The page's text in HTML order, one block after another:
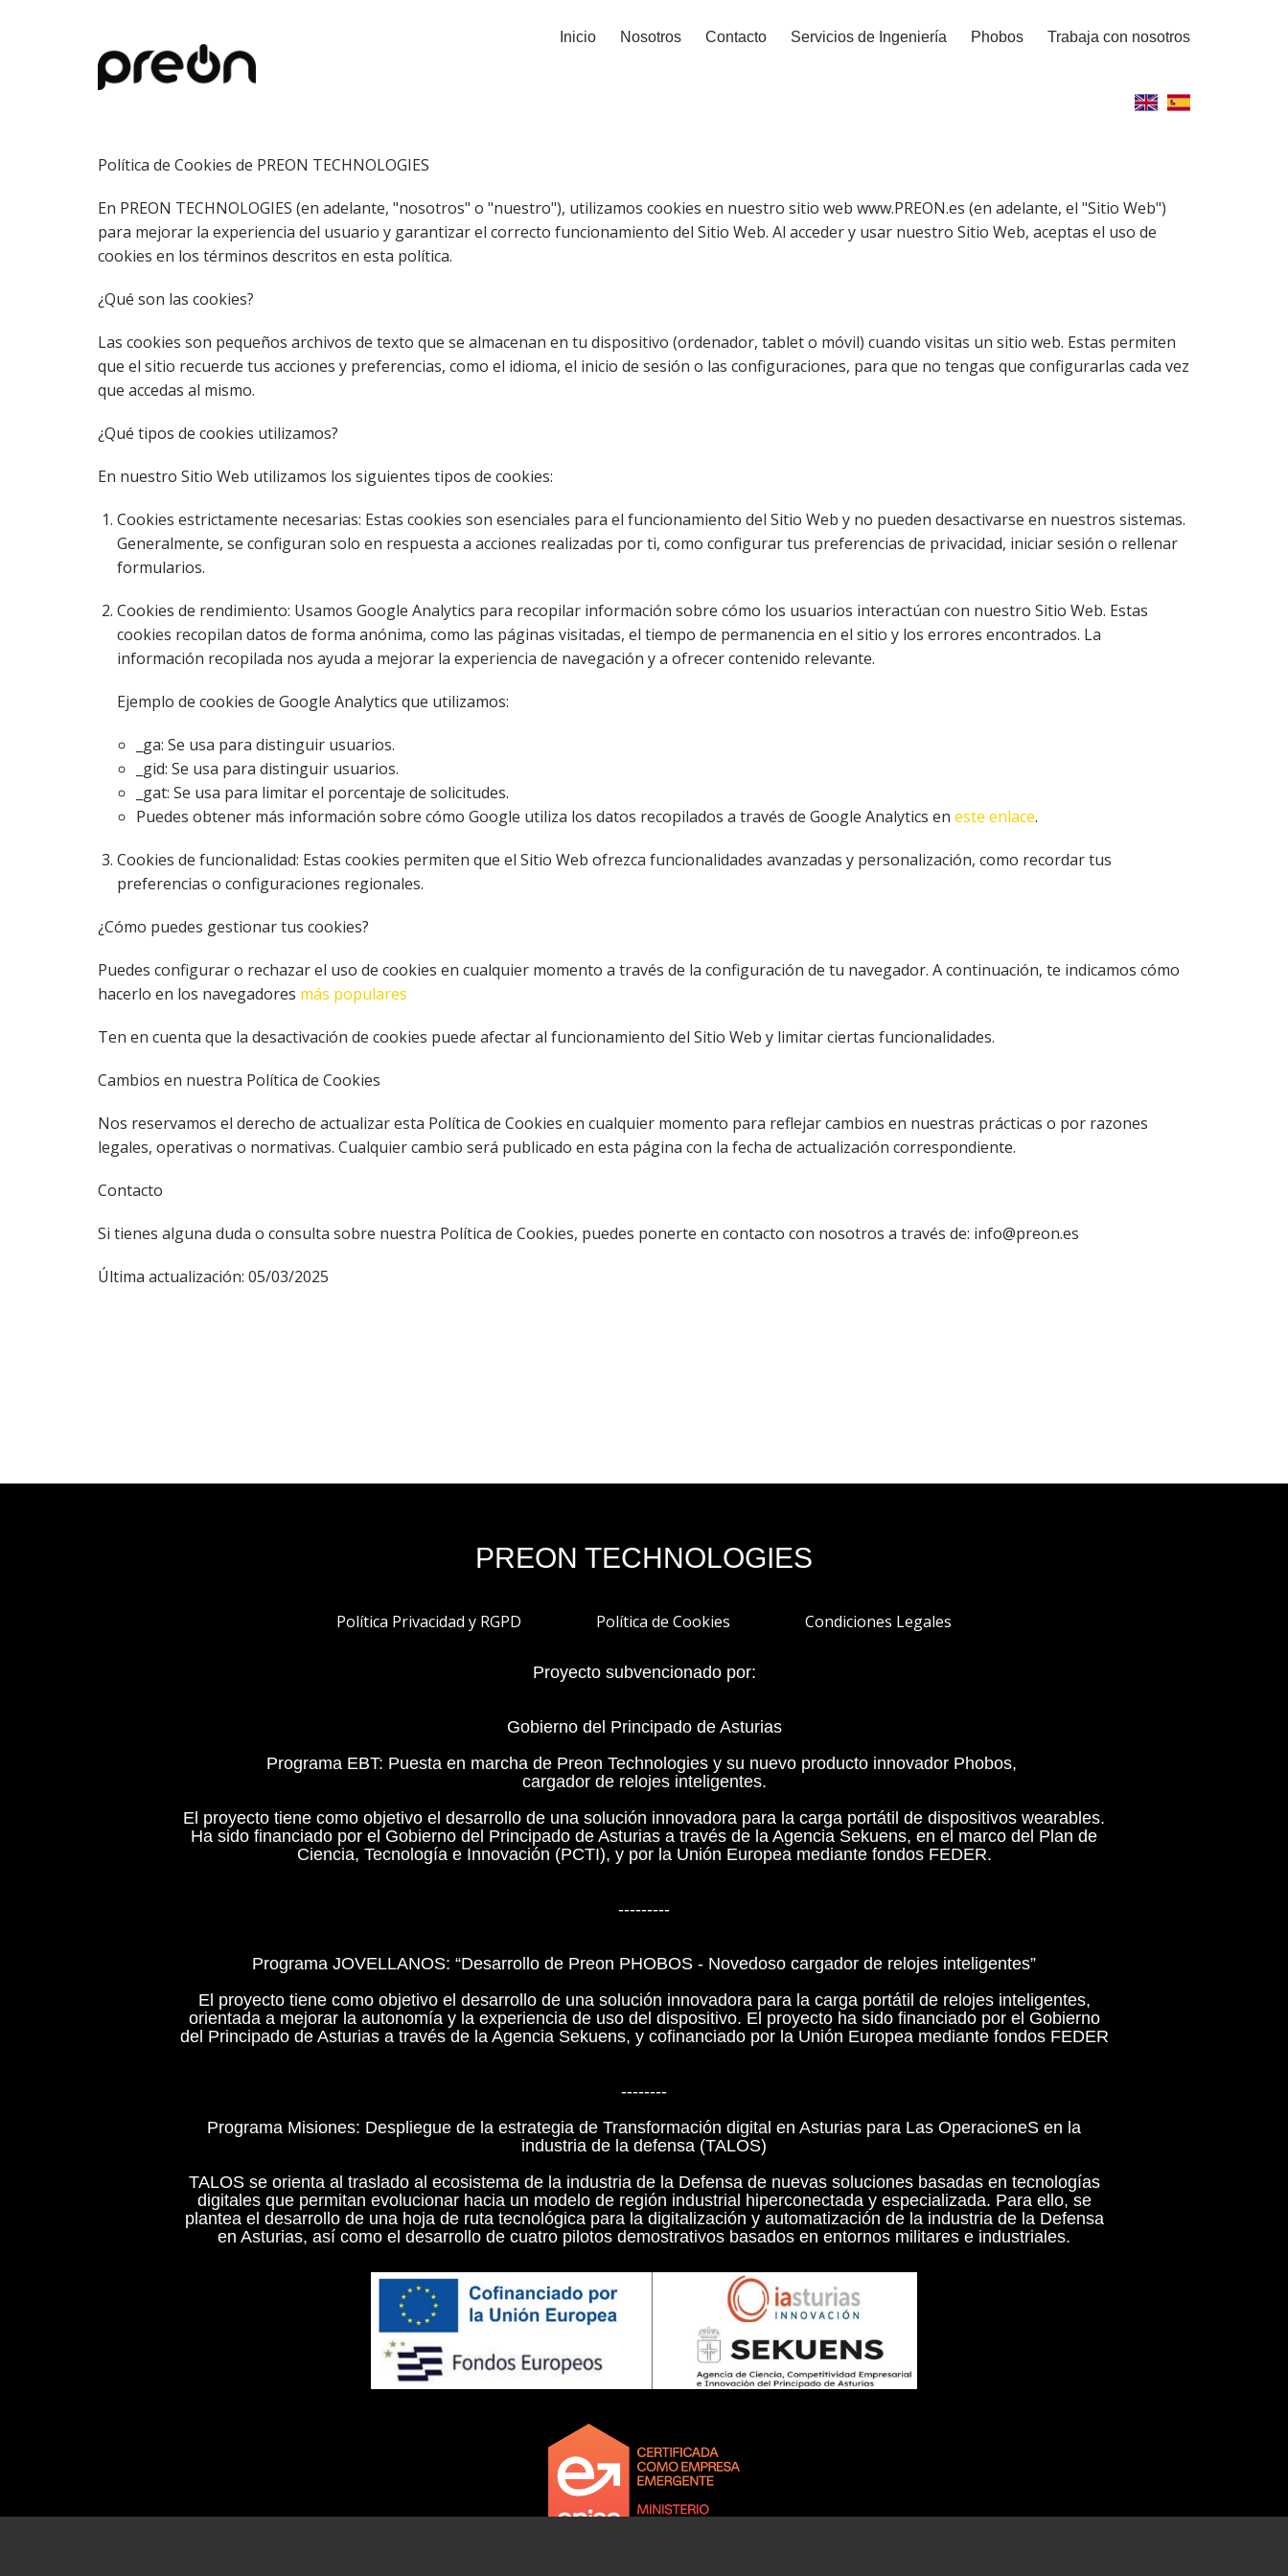
Inicio Nosotros Contacto Servicios de Ingeniería Phobos Trabaja con nosotros
Política de Cookies de PREON TECHNOLOGIES
En PREON TECHNOLOGIES (en adelante, "nosotros" o "nuestro"), utilizamos cookies en nuestro sitio web www.PREON.es (en adelante, el "Sitio Web")
para mejorar la experiencia del usuario y garantizar el correcto funcionamiento del Sitio Web. Al acceder y usar nuestro Sitio Web, aceptas el uso de
cookies en los términos descritos en esta política.
¿Qué son las cookies?
Las cookies son pequeños archivos de texto que se almacenan en tu dispositivo (ordenador, tablet o móvil) cuando visitas un sitio web. Estas permiten
que el sitio recuerde tus acciones y preferencias, como el idioma, el inicio de sesión o las configuraciones, para que no tengas que configurarlas cada vez
que accedas al mismo.
¿Qué tipos de cookies utilizamos?
En nuestro Sitio Web utilizamos los siguientes tipos de cookies:
Cookies estrictamente necesarias: Estas cookies son esenciales para el funcionamiento del Sitio Web y no pueden desactivarse en nuestros sistemas.
Generalmente, se configuran solo en respuesta a acciones realizadas por ti, como configurar tus preferencias de privacidad, iniciar sesión o rellenar
formularios.
Cookies de rendimiento: Usamos Google Analytics para recopilar información sobre cómo los usuarios interactúan con nuestro Sitio Web. Estas
cookies recopilan datos de forma anónima, como las páginas visitadas, el tiempo de permanencia en el sitio y los errores encontrados. La
información recopilada nos ayuda a mejorar la experiencia de navegación y a ofrecer contenido relevante.
Ejemplo de cookies de Google Analytics que utilizamos:
_ga: Se usa para distinguir usuarios.
_gid: Se usa para distinguir usuarios.
_gat: Se usa para limitar el porcentaje de solicitudes.
Puedes obtener más información sobre cómo Google utiliza los datos recopilados a través de Google Analytics en este enlace.
Cookies de funcionalidad: Estas cookies permiten que el Sitio Web ofrezca funcionalidades avanzadas y personalización, como recordar tus
preferencias o configuraciones regionales.
¿Cómo puedes gestionar tus cookies?
Puedes configurar o rechazar el uso de cookies en cualquier momento a través de la configuración de tu navegador. A continuación, te indicamos cómo
hacerlo en los navegadores más populares
Ten en cuenta que la desactivación de cookies puede afectar al funcionamiento del Sitio Web y limitar ciertas funcionalidades.
Cambios en nuestra Política de Cookies
Nos reservamos el derecho de actualizar esta Política de Cookies en cualquier momento para reflejar cambios en nuestras prácticas o por razones
legales, operativas o normativas. Cualquier cambio será publicado en esta página con la fecha de actualización correspondiente.
Contacto
Si tienes alguna duda o consulta sobre nuestra Política de Cookies, puedes ponerte en contacto con nosotros a través de: info@preon.es
Última actualización: 05/03/2025
PREON TECHNOLOGIES
Política Privacidad y RGPD Política de Cookies Condiciones Legales
Proyecto subvencionado por:
Gobierno del Principado de Asturias
Programa EBT: Puesta en marcha de Preon Technologies y su nuevo producto innovador Phobos,
cargador de relojes inteligentes.
El proyecto tiene como objetivo el desarrollo de una solución innovadora para la carga portátil de dispositivos wearables.
Ha sido financiado por el Gobierno del Principado de Asturias a través de la Agencia Sekuens, en el marco del Plan de
Ciencia, Tecnología e Innovación (PCTI), y por la Unión Europea mediante fondos FEDER.
---------
Programa JOVELLANOS: “Desarrollo de Preon PHOBOS - Novedoso cargador de relojes inteligentes”
El proyecto tiene como objetivo el desarrollo de una solución innovadora para la carga portátil de relojes inteligentes,
orientada a mejorar la autonomía y la experiencia de uso del dispositivo. El proyecto ha sido financiado por el Gobierno
del Principado de Asturias a través de la Agencia Sekuens, y cofinanciado por la Unión Europea mediante fondos FEDER
--------
Programa Misiones: Despliegue de la estrategia de Transformación digital en Asturias para Las OperacioneS en la
industria de la defensa (TALOS)
TALOS se orienta al traslado al ecosistema de la industria de la Defensa de nuevas soluciones basadas en tecnologías
digitales que permitan evolucionar hacia un modelo de región industrial hiperconectada y especializada. Para ello, se
plantea el desarrollo de una hoja de ruta tecnológica para la digitalización y automatización de la industria de la Defensa
en Asturias, así como el desarrollo de cuatro pilotos demostrativos basados en entornos militares e industriales.